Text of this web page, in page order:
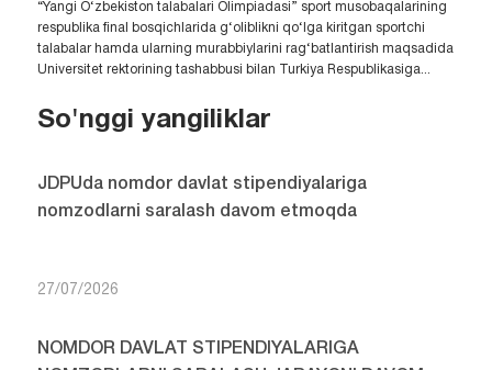
“Yangi O‘zbekiston talabalari Olimpiadasi” sport musobaqalarining
respublika final bosqichlarida g‘oliblikni qo‘lga kiritgan sportchi
talabalar hamda ularning murabbiylarini rag‘batlantirish maqsadida
Universitet rektorining tashabbusi bilan Turkiya Respublikasiga...
So'nggi yangiliklar
JDPUda nomdor davlat stipendiyalariga
nomzodlarni saralash davom etmoqda
27/07/2026
NOMDOR DAVLAT STIPENDIYALARIGA